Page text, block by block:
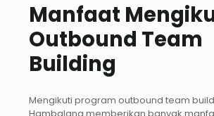
Manfaat
Outbound Team
Building
Mengikuti program outbound team